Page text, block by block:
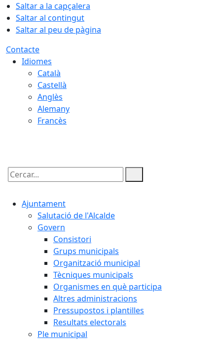
Saltar a la capçalera
Saltar al contingut
Saltar al peu de pàgina
Contacte
Idiomes
Català
Castellà
Anglès
Alemany
Francès
Cercar:
Ajuntament
Salutació de l'Alcalde
Govern
Consistori
Grups municipals
Organització municipal
Tècniques municipals
Organismes en què participa
Altres administracions
Pressupostos i plantilles
Resultats electorals
Ple municipal